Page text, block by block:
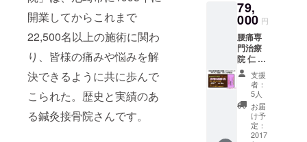
開業してからこれまで
22,500名以上の施術に関わ
り、皆様の痛みや悩みを解
決できるように共に歩んで
こられた。歴史と実績のあ
る鍼灸接骨院さんです。
談（24
時間365
日サ
ポー
ト）
度（24
時間365
日） ※
パート
ナー制
度とは
①治療
計画か
らの進
捗管理
②生活
習慣に
関する
せて頂
きま
す。 ●
スペ
シャル
コース
治療
（6,500
円×8回
分）
症状・
状態に
応じた
現した
ホーム
ページ
解析＆
WEB改
善コン
サル
ティン
グを提
供しま
す。
（120
分） 事
79,
000 円
腰痛専
門治療
院 仁 -
JIN- の
腰痛専
門治療
を本格
的にご
利用頂
けるチ
支援
者：
5人
お届
け予
定：
2017